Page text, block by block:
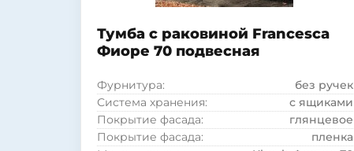
Тумба с раковиной Francesca
Фиоре 70 подвесная
Фурнитура:
без ручек
Система хранения:
с ящиками
Покрытие фасада:
глянцевое
Покрытие фасада:
пленка